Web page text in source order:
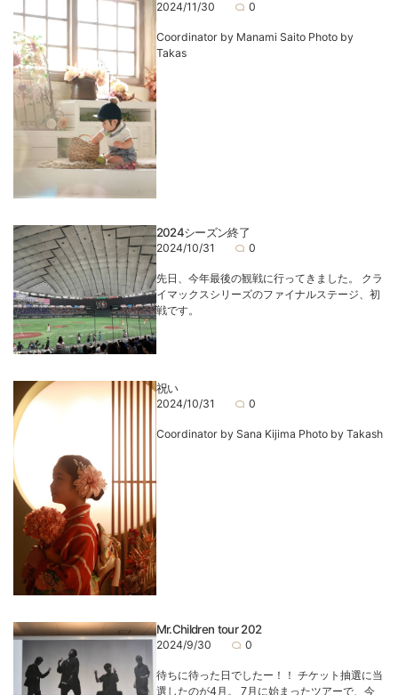
2024/11/30 0
Coordinator by Manami Saito Photo by
Takas
2024シーズン終了
2024/10/31 0
先日、今年最後の観戦に行ってきました。 クラ
イマックスシリーズのファイナルステージ、初
戦です。
祝い
2024/10/31 0
Coordinator by Sana Kijima Photo by Takash
Mr.Children tour 202
2024/9/30 0
待ちに待った日でしたー！！ チケット抽選に当
選したのが4月。 7月に始まったツアーで、今